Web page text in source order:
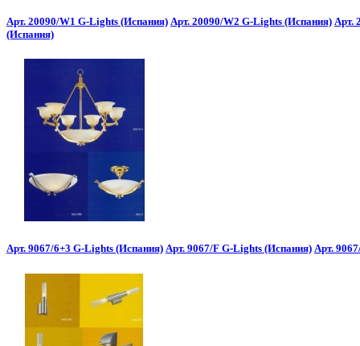
Арт. 20090/W1 G-Lights (Испания) Арт. 20090/W2 G-Lights (Испания) Арт.
(Испания)
Арт. 9067/6+3 G-Lights (Испания) Арт. 9067/F G-Lights (Испания) Арт.